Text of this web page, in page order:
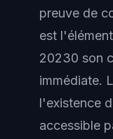
preuve de
est
20230 son
immédiate.
l'existence
accessible